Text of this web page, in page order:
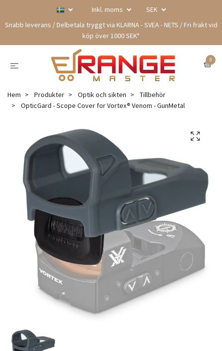
Inkl. moms
SEK
Snabb leverans / Delbetala tryggt via KLARNA - SVEA - NETS / Fri frakt vid
köp över 1000 SEK*
0
Hem Produkter Optik och sikten
Tillbehör
OpticGard - Scope Cover for Vortex® Venom - GunMetal